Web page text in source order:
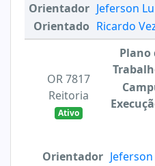
Orientador Jeferson
Orientado Ricardo
OR 7817
Reitoria
Ativo
Plano
Orientador